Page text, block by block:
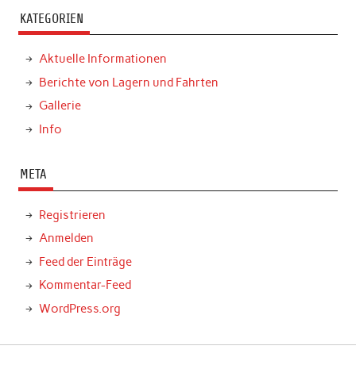
KATEGORIEN
Aktuelle Informationen
Berichte von Lagern und Fahrten
Gallerie
Info
META
Registrieren
Anmelden
Feed der Einträge
Kommentar-Feed
WordPress.org